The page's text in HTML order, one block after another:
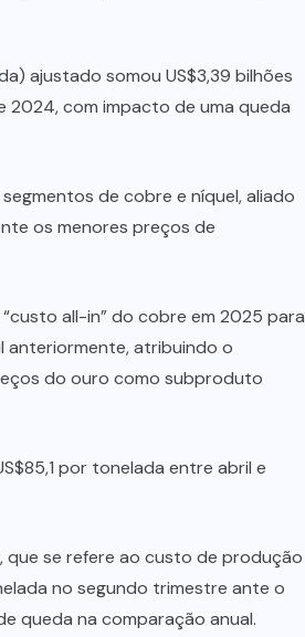
ajustado somou US$3,39 bilhões
2024, com impacto de uma queda
de cobre e níquel, aliado
os menores preços de
all-in” do cobre em 2025 para
anteriormente, atribuindo o
do ouro como subproduto
por tonelada entre abril e
que se refere ao custo de produção
no segundo trimestre ante o
queda na comparação anual.